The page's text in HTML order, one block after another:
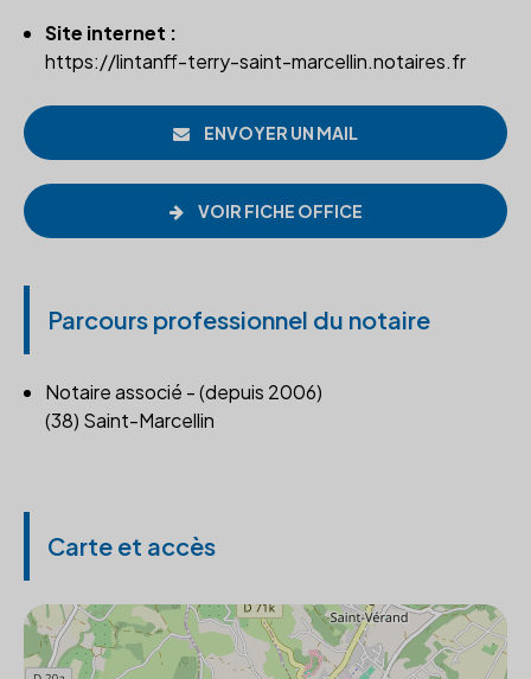
Site internet :
https://lintanff-terry-saint-marcellin.notaires.fr
ENVOYER UN MAIL
VOIR FICHE OFFICE
Parcours professionnel du notaire
Notaire associé - (depuis 2006)
(38) Saint-Marcellin
Carte et accès